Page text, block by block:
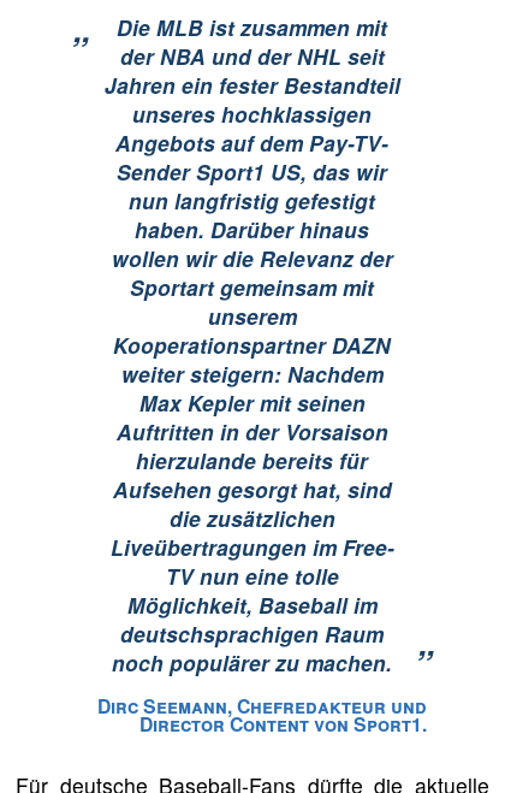
„
Die MLB ist zusammen mit
der NBA und der NHL seit
Jahren ein fester Bestandteil
unseres hochklassigen
Angebots auf dem Pay-TV-
Sender Sport1 US, das wir
nun langfristig gefestigt
haben. Darüber hinaus
wollen wir die Relevanz der
Sportart gemeinsam mit
unserem
Kooperationspartner DAZN
weiter steigern: Nachdem
Max Kepler mit seinen
Auftritten in der Vorsaison
hierzulande bereits für
Aufsehen gesorgt hat, sind
die zusätzlichen
Liveübertragungen im Free-
TV nun eine tolle
Möglichkeit, Baseball im
deutschsprachigen Raum
noch populärer zu machen.
”
Dirc Seemann, Chefredakteur und
Director Content von Sport1.
Für deutsche Baseball-Fans dürfte die aktuelle